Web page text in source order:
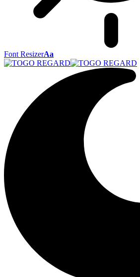
Font ResizerAa